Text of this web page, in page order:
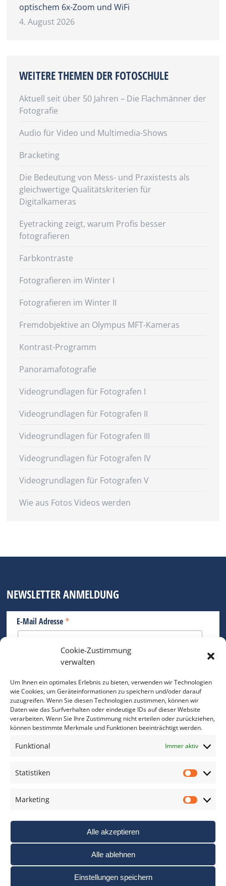
Cookie-Zustimmung
verwalten
Um Ihnen ein optimales Erlebnis zu bieten, verwenden wir Technologien
wie Cookies, um Geräteinformationen zu speichern und/oder darauf
zuzugreifen. Wenn Sie diesen Technologien zustimmen, können wir
Daten wie das Surfverhalten oder eindeutige IDs auf dieser Website
verarbeiten. Wenn Sie Ihre Zustimmung nicht erteilen oder zurückziehen,
können bestimmte Merkmale und Funktionen beeinträchtigt werden.
Funktional Immer aktiv
Statistiken
Marketing
Alle akzeptieren
Alle ablehnen
Einstellungen speichern
optischem 6x-Zoom und WiFi
4. August 2026
WEITERE THEMEN DER FOTOSCHULE
Aktuell seit über 50 Jahren – Die Flachmänner der
Fotografie
Audio für Video und Multimedia-Shows
Bracketing
Die Bedeutung von Mess- und Praxistests als
gleichwertige Qualitätskriterien für
Digitalkameras
Eyetracking zeigt, warum Profis besser
fotografieren
Farbkontraste
Fotografieren im Winter I
Fotografieren im Winter II
Fremdobjektive an Olympus MFT-Kameras
Kontrast-Programm
Panoramafotografie
Videogrundlagen für Fotografen I
Videogrundlagen für Fotografen II
Videogrundlagen für Fotografen III
Videogrundlagen für Fotografen IV
Videogrundlagen für Fotografen V
Wie aus Fotos Videos werden
NEWSLETTER ANMELDUNG
E-Mail Adresse *
Bitte geben Sie Ihre E-Mail Adresse ein.
*